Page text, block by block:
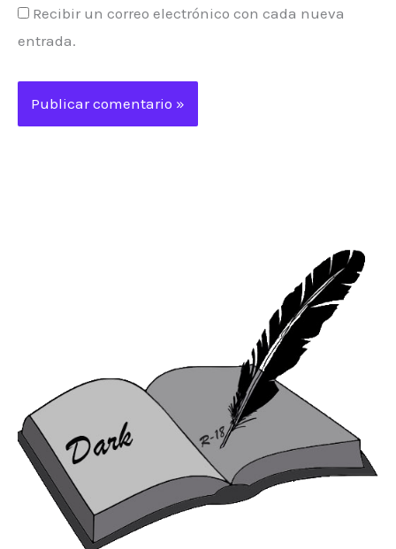
Recibir un correo electrónico con cada nueva
entrada.